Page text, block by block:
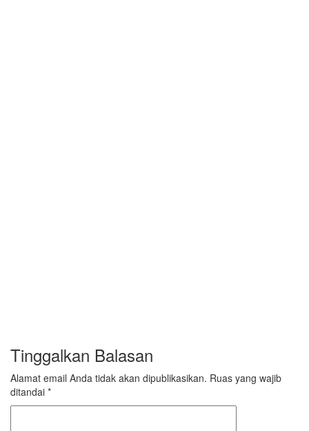
Power your team with InHype
Add some text to explain benefits of subscripton on your
services.
Tinggalkan Balasan
Alamat email Anda tidak akan dipublikasikan. Ruas yang wajib
ditandai *